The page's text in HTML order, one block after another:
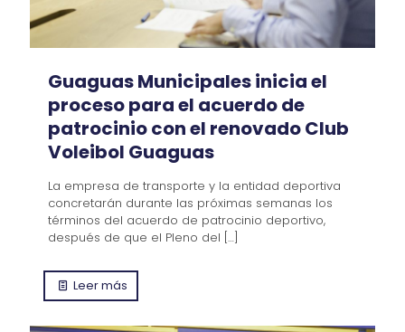
Guaguas Municipales inicia el
proceso para el acuerdo de
patrocinio con el renovado Club
Voleibol Guaguas
La empresa de transporte y la entidad deportiva
concretarán durante las próximas semanas los
términos del acuerdo de patrocinio deportivo,
después de que el Pleno del […]
Leer más